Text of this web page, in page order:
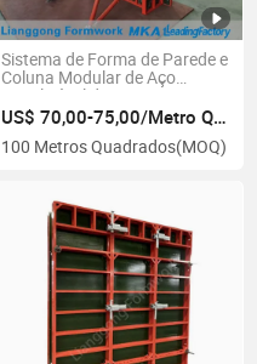
Sistema de Forma de Parede e
Coluna Modular de Aço
Reutilizável de Montagem
Rápida Lianggong para
Construção de Concreto
US$ 70,00-75,00/Metro Quadrado
100 Metros Quadrados(MOQ)